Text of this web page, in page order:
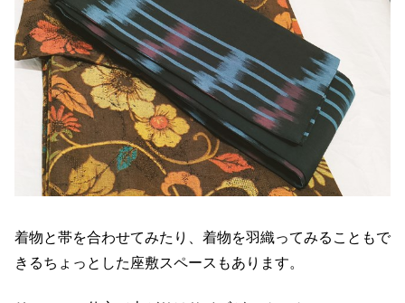
着物と帯を合わせてみたり、着物を羽織ってみることもで
きるちょっとした座敷スペースもあります。